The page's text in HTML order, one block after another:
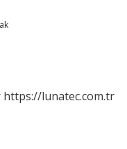
https://lunatec.com.tr